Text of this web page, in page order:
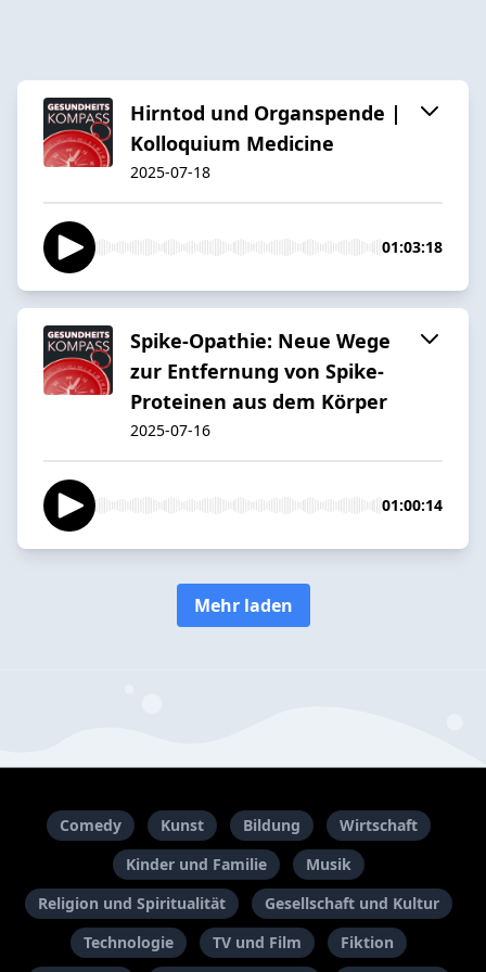
Hirntod und Organspende |
Kolloquium Medicine
2025-07-18
01:03:18
Spike-Opathie: Neue Wege
zur Entfernung von Spike-
Proteinen aus dem Körper
2025-07-16
01:00:14
Mehr laden
Comedy Kunst Bildung
Wirtschaft
Kinder und Familie
Musik
Religion und Spiritualität
Gesellschaft und Kultur
Technologie
TV und Film
Fiktion